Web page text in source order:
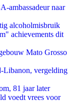
ambassadeur naar
alcoholmisbruik
achievements dit
Mato Grosso
Libanon, vergelding
81 jaar later
voedt vrees voor